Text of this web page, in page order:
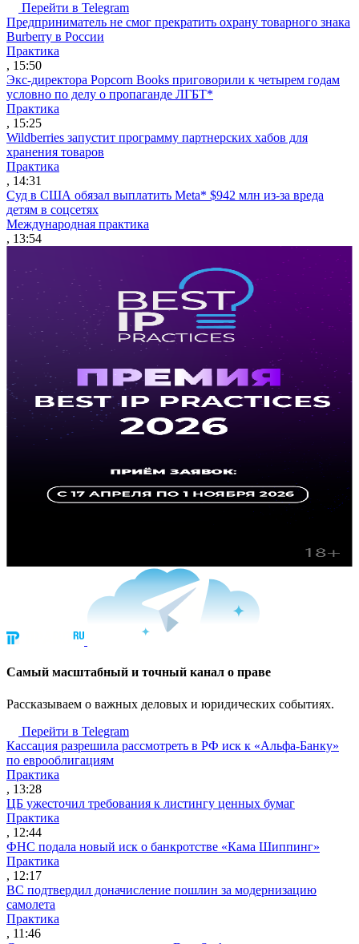
Перейти в Telegram
Предприниматель не смог прекратить охрану товарного знака
Burberry в России
Практика
, 15:50
Экс-директора Popcorn Books приговорили к четырем годам
условно по делу о пропаганде ЛГБТ*
Практика
, 15:25
Wildberries запустит программу партнерских хабов для
хранения товаров
Практика
, 14:31
Суд в США обязал выплатить Meta* $942 млн из-за вреда
детям в соцсетях
Международная практика
, 13:54
Cамый масштабный и точный канал о праве
Рассказываем о важных деловых и юридических событиях.
Перейти в Telegram
Кассация разрешила рассмотреть в РФ иск к «Альфа-Банку»
по еврооблигациям
Практика
, 13:28
ЦБ ужесточил требования к листингу ценных бумаг
Практика
, 12:44
ФНС подала новый иск о банкротстве «Кама Шиппинг»
Практика
, 12:17
ВС подтвердил доначисление пошлин за модернизацию
самолета
Практика
, 11:46